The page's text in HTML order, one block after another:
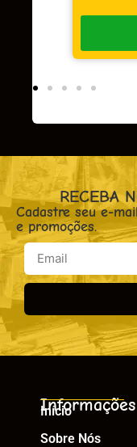
RECEBA
Cadastre seu e-
e promoções.
Informações
Início
Sobre Nós